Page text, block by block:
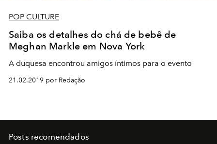
POP CULTURE
Saiba os detalhes do chá de bebê de
Meghan Markle em Nova York
A duquesa encontrou amigos íntimos para o evento
21.02.2019 por Redação
Posts recomendados